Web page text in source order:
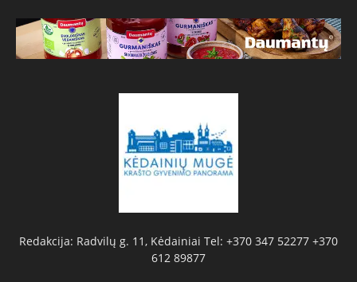
Redakcija: Radvilų g. 11, Kėdainiai Tel: +370 347 52277 +370
612 89877